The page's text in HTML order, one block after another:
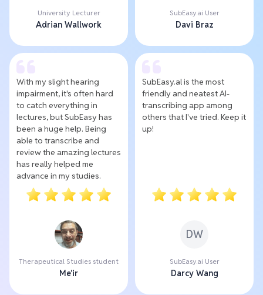
University Lecturer
Adrian Wallwork
SubEasy.ai User
Davi Braz
With my slight hearing
impairment, it's often hard
to catch everything in
lectures, but SubEasy has
been a huge help. Being
able to transcribe and
review the amazing lectures
has really helped me
advance in my studies.
Therapeutical Studies student
Me'ir
SubEasy.al is the most
friendly and neatest AI-
transcribing app among
others that I've tried. Keep it
up!
DW
SubEasy.ai User
Darcy Wang